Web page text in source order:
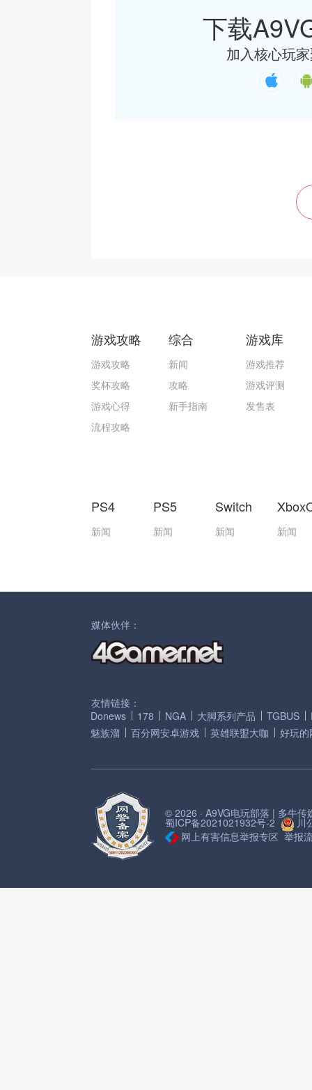
下载
加入核心玩
游戏攻略
游戏攻略
奖杯攻略
游戏心得
流程攻略
综合
新闻
攻略
新手指南
游戏库
游戏推荐
游戏评测
发售表
PS4
新闻
PS5
新闻
Switch
新闻 新闻
媒体伙伴：
友情链接：
Donews
178 NGA 大脚系列产品 TGBUS
魅族溜
百分网安卓游戏 英雄联盟大咖 好玩的
© 2026 · A9VG电玩部落 | 多牛传
蜀ICP备2021021932号-2
川
网上有害信息举报专区 举报